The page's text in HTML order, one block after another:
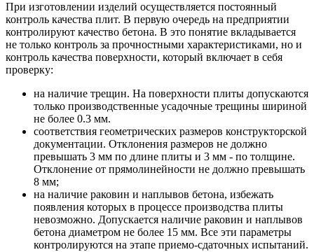
При изготовлении изделий осуществляется постоянный
контроль качества плит. В первую очередь на предприятии
контролируют качество бетона. В это понятие вкладывается
не только контроль за прочностными характеристиками, но и
контроль качества поверхности, который включает в себя
проверку:
на наличие трещин. На поверхности плиты допускаются
только производственные усадочные трещины шириной
не более 0.3 мм.
соответствия геометрических размеров конструкторской
документации. Отклонения размеров не должно
превышать 3 мм по длине плиты и 3 мм - по толщине.
Отклонение от прямолинейности не должно превышать
8 мм;
на наличие раковин и наплывов бетона, избежать
появления которых в процессе производства плиты
невозможно. Допускается наличие раковин и наплывов
бетона диаметром не более 15 мм. Все эти параметры
контролируются на этапе приемо-сдаточных испытаний.